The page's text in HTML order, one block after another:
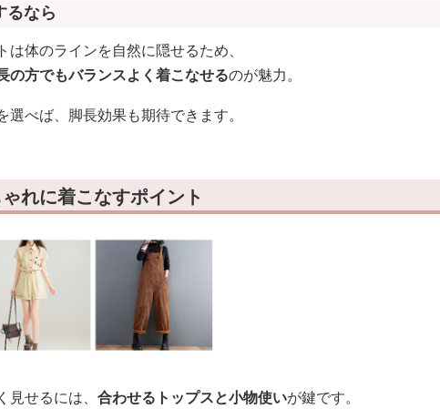
るなら
体のラインを自然に隠せるため、
の方でもバランスよく着こなせるのが魅力。
べば、脚長効果も期待できます。
れに着こなすポイント
せるには、 合わせるトップスと小物使いが鍵です。